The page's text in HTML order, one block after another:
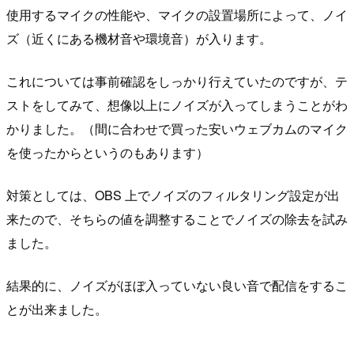
使用するマイクの性能や、マイクの設置場所によって、ノイ
ズ（近くにある機材音や環境音）が入ります。
これについては事前確認をしっかり行えていたのですが、テ
ストをしてみて、想像以上にノイズが入ってしまうことがわ
かりました。（間に合わせで買った安いウェブカムのマイク
を使ったからというのもあります）
対策としては、OBS 上でノイズのフィルタリング設定が出
来たので、そちらの値を調整することでノイズの除去を試み
ました。
結果的に、ノイズがほぼ入っていない良い音で配信をするこ
とが出来ました。